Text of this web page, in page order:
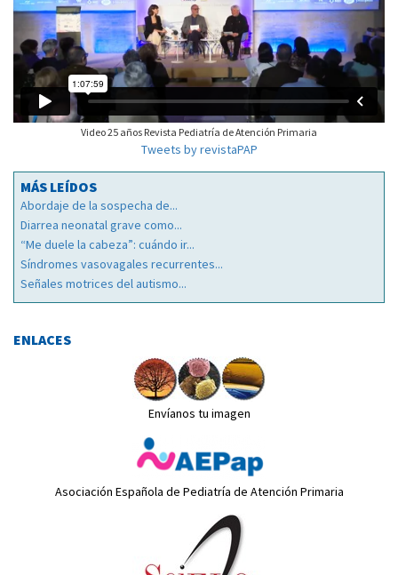
Video 25 años Revista Pediatría de Atención Primaria
Tweets by revistaPAP
MÁS LEÍDOS
Abordaje de la sospecha de...
Diarrea neonatal grave como...
“Me duele la cabeza”: cuándo ir...
Síndromes vasovagales recurrentes...
Señales motrices del autismo...
ENLACES
Envíanos tu imagen
Asociación Española de Pediatría de Atención Primaria